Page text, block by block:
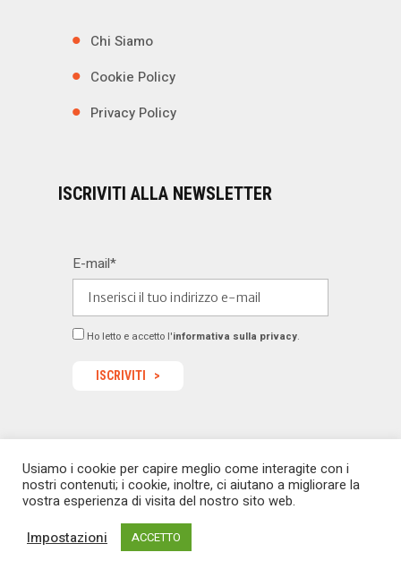
Chi Siamo
Cookie Policy
Privacy Policy
ISCRIVITI ALLA NEWSLETTER
E-mail*
Ho letto e accetto l'informativa sulla privacy.
© 2022 Dealermagazine.it - Tutti i diritti riservati -
redazione@dealermagazine.itsito realizzato da
Usiamo i cookie per capire meglio come interagite con i
nostri contenuti; i cookie, inoltre, ci aiutano a migliorare la
vostra esperienza di visita del nostro sito web.
Impostazioni ACCETTO